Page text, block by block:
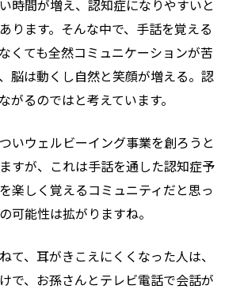
時間が増え、認知症になりやすいと
ります。そんな中で、手話を覚える
くても全然コミュニケーションが苦
脳は動くし自然と笑顔が増える。認
がるのではと考えています。
いウェルビーイング事業を創ろうと
すが、これは手話を通した認知症予
楽しく覚えるコミュニティだと思っ
可能性は拡がりますね。
て、耳がきこえにくくなった人は、
で、お孫さんとテレビ電話で会話が